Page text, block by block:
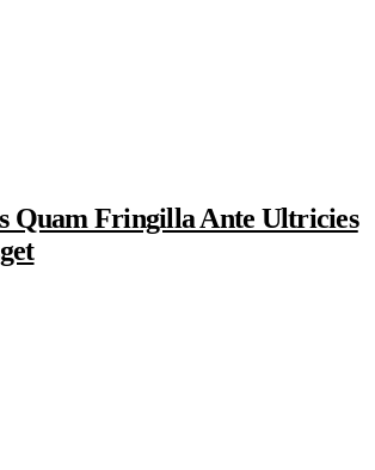
Quam Fringilla Ante Ultricies